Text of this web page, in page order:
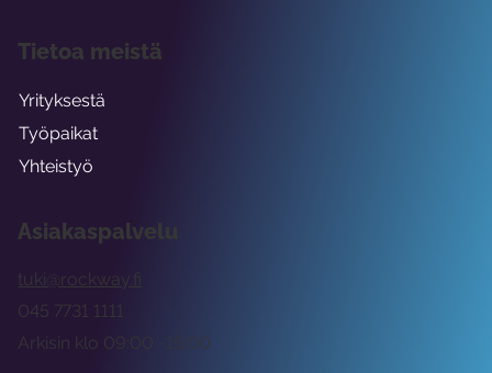
Asiakaspalvelu
tuki@rockway.fi
Arkisin klo 09:00 -15:00
045 7731 1111
Tietoa meistä
Yrityksestä
Työpaikat
Yhteistyö